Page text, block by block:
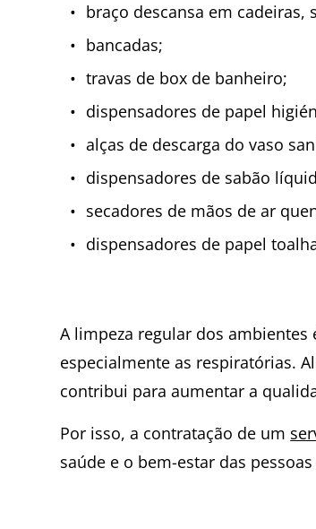
braço descansa em cadeiras,
bancadas;
travas de box de banheiro;
dispensadores de papel
alças de descarga do vaso
dispensadores de sabão
secadores de mãos de ar
dispensadores de papel
A limpeza regular dos
especialmente as respiratórias.
contribui para aumentar a
Por isso, a contratação de um
saúde e o bem-estar das